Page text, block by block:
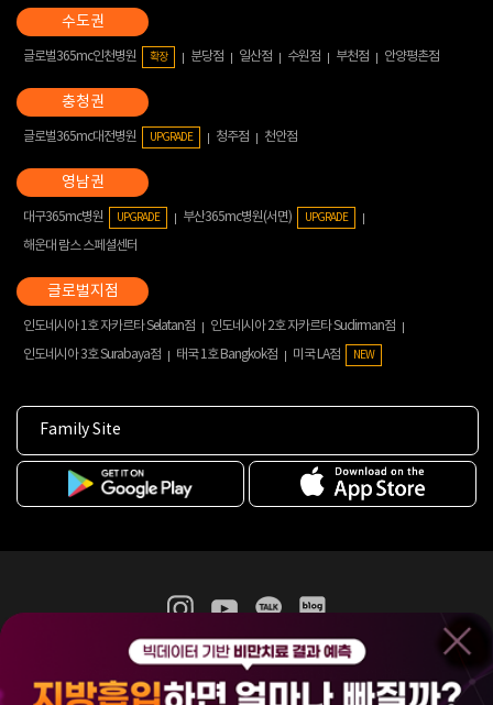
글로벌365mc인천병원 확장 분당점 일산점 수원점 부천점 안양평촌점
글로벌365mc대전병원 UPGRADE 청주점 천안점
대구365mc병원 UPGRADE 부산365mc병원(서면) UPGRADE
해운대 람스 스페셜센터
인도네시아 1호 자카르타 Selatan점
인도네시아 2호 자카르타 Sudirman점
인도네시아 3호 Surabaya점
태국 1호 Bangkok점 미국 LA점 NEW
Family Site
365mc 병·의원 이용약관
홈페이지 이용약관
비급여진료수가